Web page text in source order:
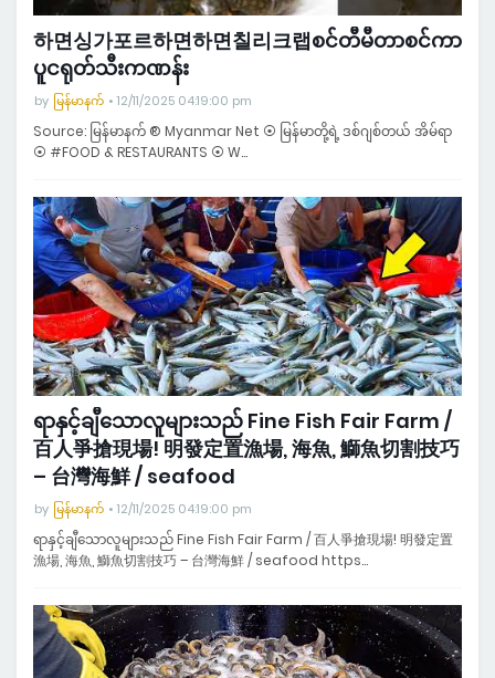
하면싱가포르하면하면칠리크랩စင်တီမီတာစင်ကာ
ပူငရုတ်သီးကဏန်း
by မြန်မာနက် 12/11/2025 04:19:00 pm
Source: မြန်မာနက် ® Myanmar Net ⦿ မြန်မာတို့ရဲ့ ဒစ်ဂျစ်တယ် အိမ်ရာ
⦿ #FOOD & RESTAURANTS ⦿ W…
ရာနှင့်ချီသောလူများသည် Fine Fish Fair Farm /
百人爭搶現場! 明發定置漁場, 海魚, 鰤魚切割技巧
– 台灣海鮮 / seafood
by မြန်မာနက် 12/11/2025 04:19:00 pm
ရာနှင့်ချီသောလူများသည် Fine Fish Fair Farm / 百人爭搶現場! 明發定置
漁場, 海魚, 鰤魚切割技巧 – 台灣海鮮 / seafood https…